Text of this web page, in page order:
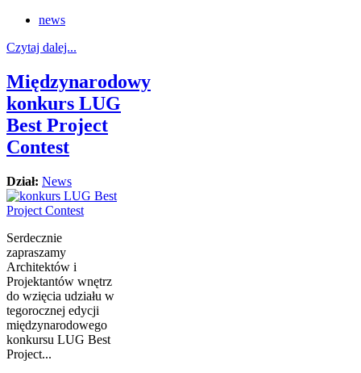
news
Czytaj dalej...
Międzynarodowy
konkurs LUG
Best Project
Contest
Dział: News
Serdecznie
zapraszamy
Architektów i
Projektantów wnętrz
do wzięcia udziału w
tegorocznej edycji
międzynarodowego
konkursu LUG Best
Project...